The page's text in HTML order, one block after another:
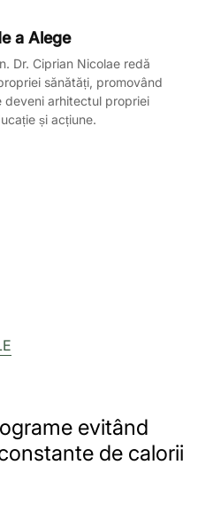
a Alege
Dr. Ciprian Nicolae redă
sănătăți, promovând
deveni arhitectul propriei
și acțiune.
evitând
de calorii